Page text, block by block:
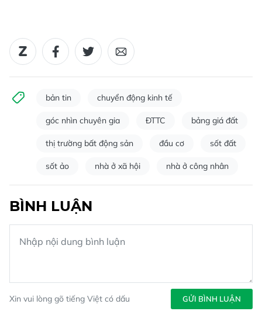
bản tin chuyển động kinh tế
góc nhìn chuyên gia ĐTTC bảng giá đất
thị trường bất động sản đầu cơ sốt đất
sốt ảo nhà ở xã hội nhà ở công nhân
BÌNH LUẬN
Xin vui lòng gõ tiếng Việt có dấu GỬI BÌNH LUẬN